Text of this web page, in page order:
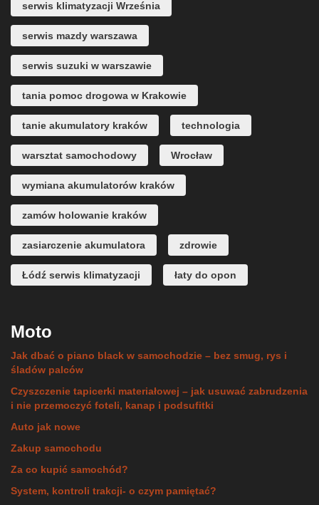
serwis klimatyzacji Września
serwis mazdy warszawa
serwis suzuki w warszawie
tania pomoc drogowa w Krakowie
tanie akumulatory kraków technologia
warsztat samochodowy Wrocław
wymiana akumulatorów kraków
zamów holowanie kraków
zasiarczenie akumulatora zdrowie
Łódź serwis klimatyzacji łaty do opon
Moto
Jak dbać o piano black w samochodzie – bez smug, rys i
śladów palców
Czyszczenie tapicerki materiałowej – jak usuwać zabrudzenia
i nie przemoczyć foteli, kanap i podsufitki
Auto jak nowe
Zakup samochodu
Za co kupić samochód?
System, kontroli trakcji- o czym pamiętać?